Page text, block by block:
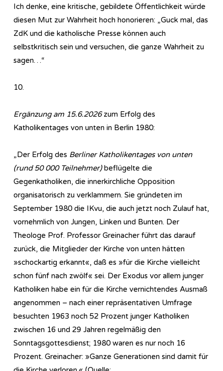
Ich denke, eine kritische, gebildete Öffentlichkeit würde
diesen Mut zur Wahrheit hoch honorieren: „Guck mal, das
ZdK und die katholische Presse können auch
selbstkritisch sein und versuchen, die ganze Wahrheit zu
sagen…“
10.
Ergänzung am 15.6.2026zum Erfolg des
Katholikentages von unten in Berlin 1980:
„Der Erfolg des Berliner Katholikentages von unten
(rund 50 000 Teilnehmer)beflügelte die
Gegenkatholiken, die innerkirchliche Opposition
organisatorisch zu verklammern. Sie gründeten im
September 1980 die IKvu, die auch jetzt noch Zulauf hat,
vornehmlich von Jungen, Linken und Bunten. Der
Theologe Prof. Professor Greinacher führt das darauf
zurück, die Mitglieder der Kirche von unten hätten
»schockartig erkannt«, daß es »für die Kirche vielleicht
schon fünf nach zwölf« sei. Der Exodus vor allem junger
Katholiken habe ein für die Kirche vernichtendes Ausmaß
angenommen – nach einer repräsentativen Umfrage
besuchten 1963 noch 52 Prozent junger Katholiken
zwischen 16 und 29 Jahren regelmäßig den
Sonntagsgottesdienst; 1980 waren es nur noch 16
Prozent. Greinacher: »Ganze Generationen sind damit für